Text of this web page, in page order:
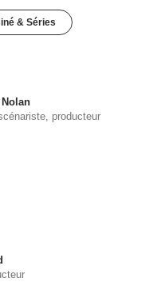
& Séries
producteur